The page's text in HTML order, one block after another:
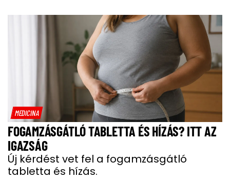
MEDICINA
FOGAMZÁSGÁTLÓ TABLETTA ÉS HÍZÁS? ITT AZ
IGAZSÁG
Új kérdést vet fel a fogamzásgátló
tabletta és hízás.